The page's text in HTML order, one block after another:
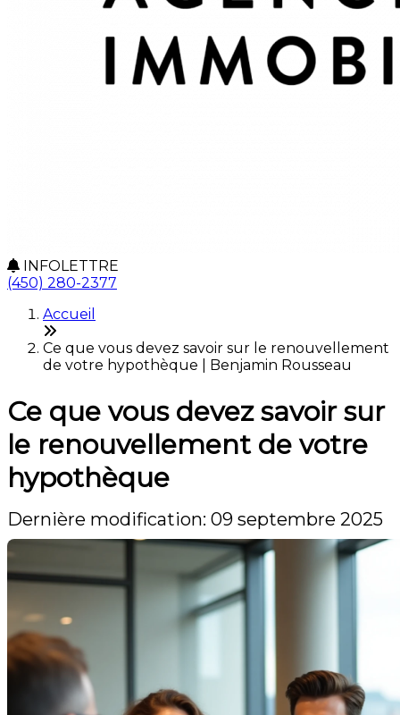
INFOLETTRE
(450) 280-2377
Accueil
Ce que vous devez savoir sur le renouvellement
de votre hypothèque | Benjamin Rousseau
Ce que vous devez savoir sur
le renouvellement de votre
hypothèque
Dernière modification: 09 septembre 2025